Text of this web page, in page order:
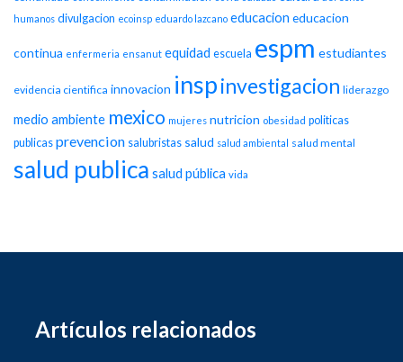
humanos divulgacion ecoinsp eduardo lazcano educacion educacion
continua enfermeria ensanut equidad escuela espm estudiantes
evidencia cientifica innovacion inspinvestigacion liderazgo
medio ambiente mexico mujeres nutricion obesidad politicas
publicas prevencion salubristas salud salud ambiental salud mental
salud publica salud pública vida
Artículos relacionados